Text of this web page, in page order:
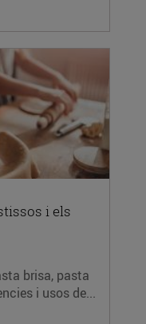
i els
brisa, pasta
i usos de...